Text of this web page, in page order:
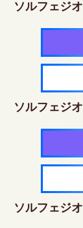
ソルフェジ
ソルフェジ
ソルフェジ